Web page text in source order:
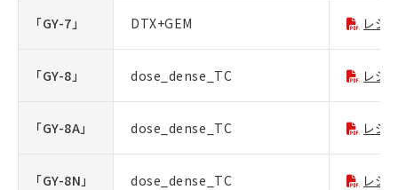
「GY-7」 DTX+GEM レジ
「GY-8」 dose_dense_TC レジ
「GY-8A」 dose_dense_TC レジ
「GY-8N」 dose_dense_TC レジ